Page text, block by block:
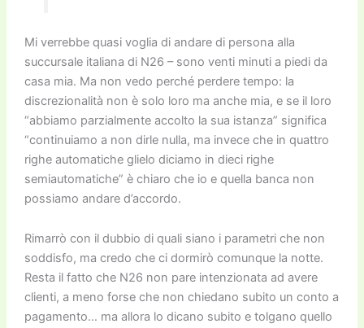
Mi verrebbe quasi voglia di andare di persona alla
succursale italiana di N26 – sono venti minuti a piedi da
casa mia. Ma non vedo perché perdere tempo: la
discrezionalità non è solo loro ma anche mia, e se il loro
“abbiamo parzialmente accolto la sua istanza” significa
“continuiamo a non dirle nulla, ma invece che in quattro
righe automatiche glielo diciamo in dieci righe
semiautomatiche” è chiaro che io e quella banca non
possiamo andare d’accordo.
Rimarrò con il dubbio di quali siano i parametri che non
soddisfo, ma credo che ci dormirò comunque la notte.
Resta il fatto che N26 non pare intenzionata ad avere
clienti, a meno forse che non chiedano subito un conto a
pagamento… ma allora lo dicano subito e tolgano quello